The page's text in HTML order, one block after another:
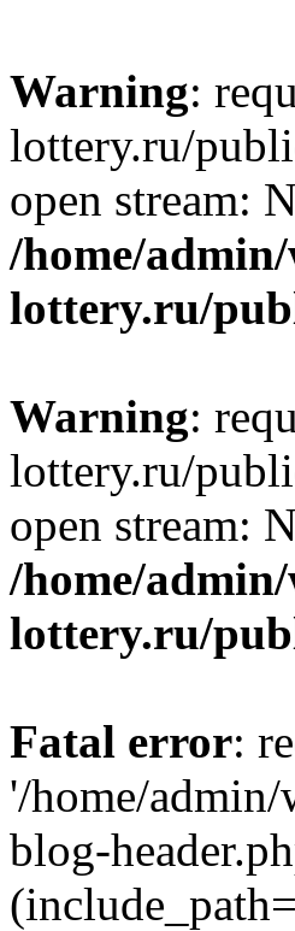
Warning:
lottery.ru/
open stream:
/home/
lottery.ru/
Warning:
lottery.ru/
open stream:
/home/
lottery.ru/
Fatal error:
'/home/
blog-